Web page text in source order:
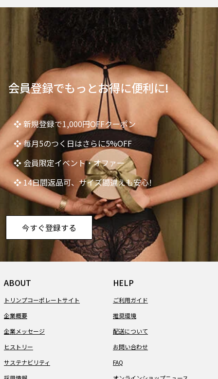
会員登録でもっとお得に便利に!
❖ 新規登録で1,000円OFFクーポン
❖ 毎月5のつく日はさらに5%OFF
❖ 会員限定イベント・オファー
❖ 14日間返品可、サイズ間違えも安心!
今すぐ登録する
ABOUT
トリンプコーポレートサイト
企業概要
企業メッセージ
ヒストリー
サステナビリティ
HELP
ご利用ガイド
推奨環境
配送について
お問い合わせ
FAQ